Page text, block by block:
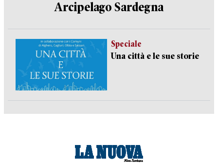
Arcipelago Sardegna
Speciale
Una città e le sue storie